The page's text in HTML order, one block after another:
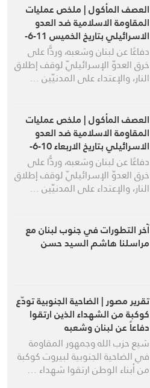
العصف المأكول | ملخص عمليات
المقاومة الاسلامية ضد العدو
الاسرائيلي بتاريخ الخميس 11-6-
2026
دفاعًا عن لبنان وشعبه، وردًّا على
خرق العدوّ الإسرائيليّ لوقف إطلاق
النار، والإعتداء على المدنيّين …
العصف المأكول | ملخص عمليات
المقاومة الاسلامية ضد العدو
الاسرائيلي بتاريخ الاربعاء 10-6-
2026
دفاعًا عن لبنان وشعبه، وردًّا على
خرق العدوّ الإسرائيليّ لوقف إطلاق
النار، والإعتداء على المدنيّين …
آخر التطورات في جنوب لبنان مع
مراسلنا هاشم السيد حسن
تقرير مصور | الضاحية الجنوبية تودّع
كوكبة من الشهداء الذين ارتقوا
دفاعاً عن لبنان وشعبه
شيع حزب الله وجمهور المقاومة
في الضاحية الجنوبية لبيروت كوكبة
من أبناء الوطن ارتقوا شهداء …